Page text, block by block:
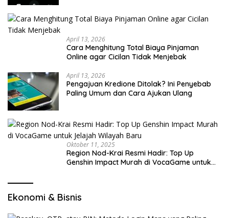
April 13, 2026
Cara Menghitung Total Biaya Pinjaman
Online agar Cicilan Tidak Menjebak
April 13, 2026
Pengajuan Kredione Ditolak? Ini Penyebab
Paling Umum dan Cara Ajukan Ulang
Oktober 11, 2025
Region Nod-Krai Resmi Hadir: Top Up
Genshin Impact Murah di VocaGame untuk
Ekonomi & Bisnis